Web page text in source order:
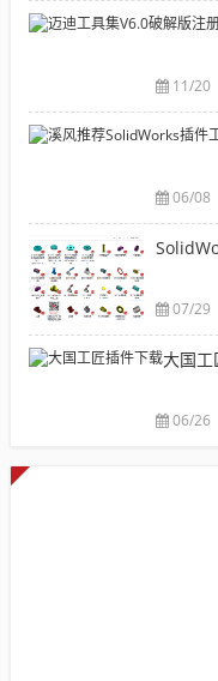
11/20
06/08
07/29
大国工
06/26